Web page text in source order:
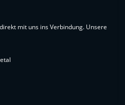
mit uns ins Verbindung. Unsere